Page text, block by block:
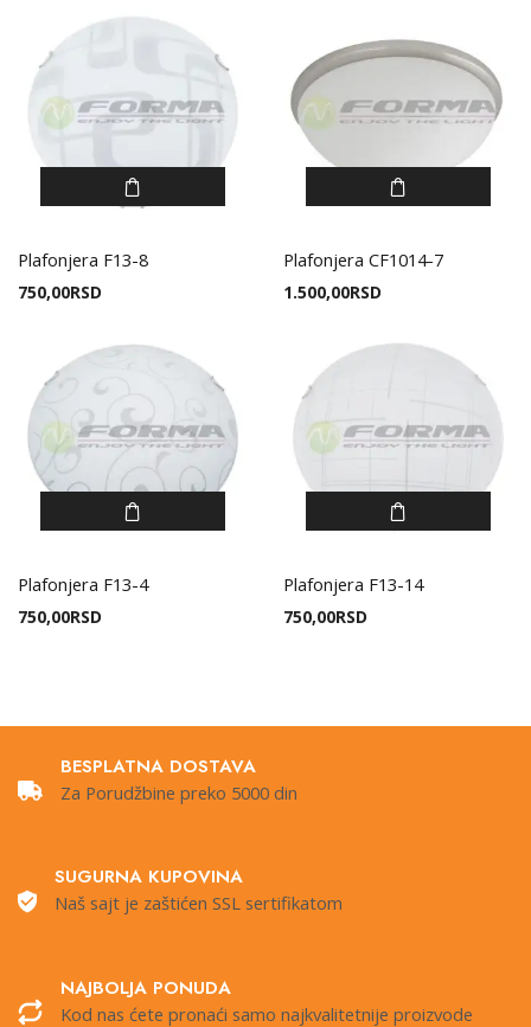
Plafonjera F13-8
750,00RSD
Plafonjera CF1014-7
1.500,00RSD
Plafonjera F13-4
750,00RSD
Plafonjera F13-14
750,00RSD
BESPLATNA DOSTAVA
Za Porudžbine preko 5000 din
SUGURNA KUPOVINA
Naš sajt je zaštićen SSL sertifikatom
NAJBOLJA PONUDA
Kod nas ćete pronaći samo najkvalitetnije proizvode